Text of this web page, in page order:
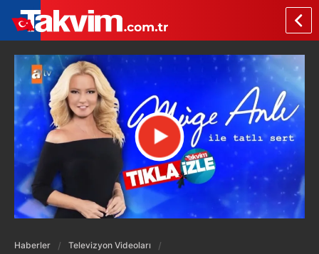
Haberler
Televizyon Videoları